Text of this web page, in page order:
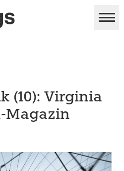
(10): Virginia
Magazin